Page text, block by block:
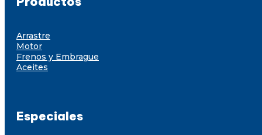
Arrastre
Motor
Frenos y Embrague
Aceites
Especiales